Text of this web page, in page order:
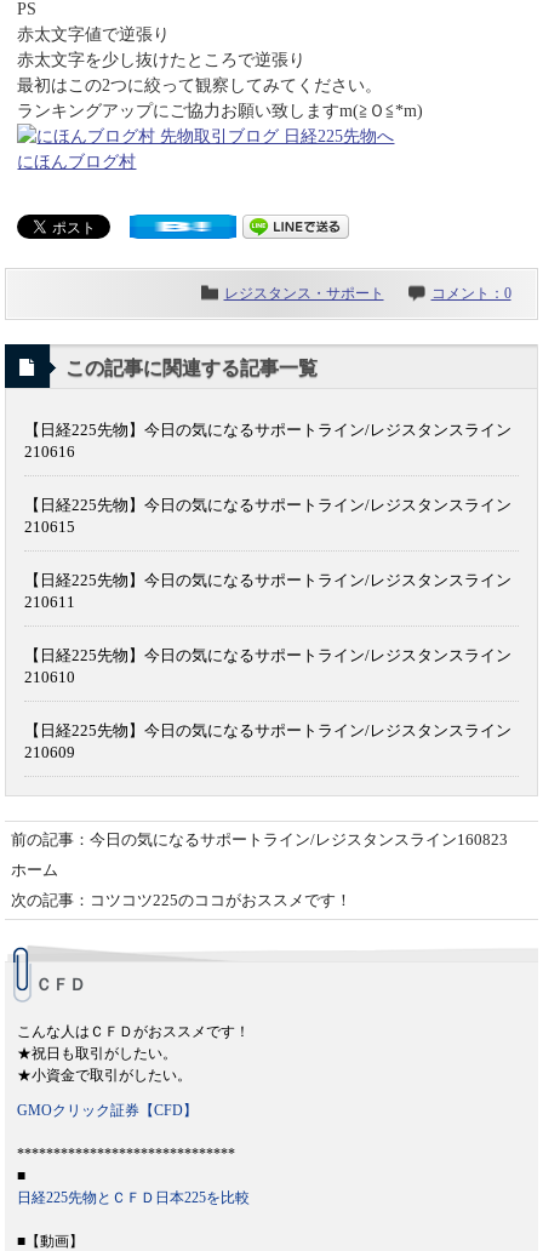
PS
赤太文字値で逆張り
赤太文字を少し抜けたところで逆張り
最初はこの2つに絞って観察してみてください。
ランキングアップにご協力お願い致しますm(≧Ｏ≦*m)
にほんブログ村
レジスタンス・サポート コメント：0
この記事に関連する記事一覧
【日経225先物】今日の気になるサポートライン/レジスタンスライン
210616
【日経225先物】今日の気になるサポートライン/レジスタンスライン
210615
【日経225先物】今日の気になるサポートライン/レジスタンスライン
210611
【日経225先物】今日の気になるサポートライン/レジスタンスライン
210610
【日経225先物】今日の気になるサポートライン/レジスタンスライン
210609
前の記事：今日の気になるサポートライン/レジスタンスライン160823
ホーム
次の記事：コツコツ225のココがおススメです！
ＣＦＤ
こんな人はＣＦＤがおススメです！
★祝日も取引がしたい。
★小資金で取引がしたい。
GMOクリック証券【CFD】
******************************
■
日経225先物とＣＦＤ日本225を比較
■【動画】